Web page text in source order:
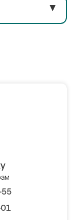
▼